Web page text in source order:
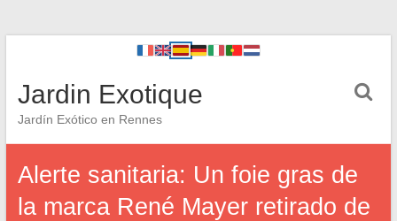
Jardin Exotique
Jardín Exótico en Rennes
Alerte sanitaria: Un foie gras de
la marca René Mayer retirado de